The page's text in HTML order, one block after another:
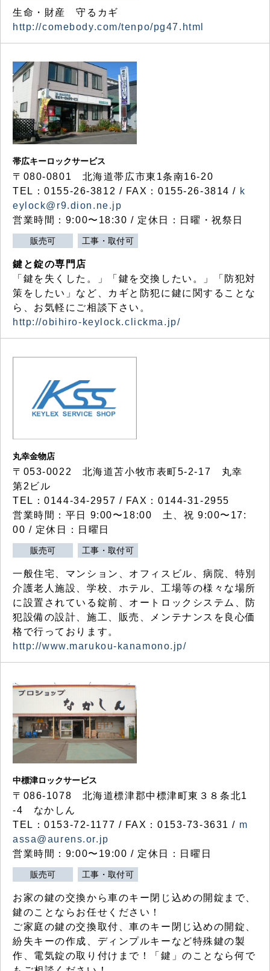
生命・財産 守るカギ
http://comebody.com/tenpo/pg47.html
帯広キーロックサービス
〒080-0801 北海道帯広市東1条南16-20
TEL：0155-26-3812 / FAX：0155-26-3814 / k
eylock@r9.dion.ne.jp
営業時間：9:00〜18:30 / 定休日：日曜・祝祭日
販売可 工事・取付可
鍵と錠の専門店
「鍵を失くした。」「鍵を交換したい。」「防犯対
策をしたい」など、カギと防犯に鍵に関することな
ら、お気軽にご相談下さい。
http://obihiro-keylock.clickma.jp/
丸幸金物店
〒053-0022 北海道苫小牧市表町5-2-17 丸幸
第2ビル
TEL：0144-34-2957 / FAX：0144-31-2955
営業時間：平日 9:00〜18:00 土、祝 9:00〜17:
00 / 定休日：日曜日
販売可 工事・取付可
一般住宅、マンション、オフィスビル、病院、特別
介護老人施設、学校、ホテル、工場等の様々な場所
に設置されている錠前、オートロックシステム、防
犯設備の設計、施工、販売、メンテナンスを良心価
格で行っております。
http://www.marukou-kanamono.jp/
中標津ロックサービス
〒086-1078 北海道標津郡中標津町東３８条北1
-4 なかしん
TEL：0153-72-1177 / FAX：0153-73-3631 / m
assa@aurens.or.jp
営業時間：9:00〜19:00 / 定休日：日曜日
販売可 工事・取付可
お家の鍵の交換から車のキー閉じ込めの開錠まで、
鍵のことならお任せください！
ご家庭の鍵の交換取付、車のキー閉じ込めの開錠、
紛失キーの作成、ディンプルキーなど特殊鍵の製
作、電気錠の取り付けまで！「鍵」のことなら何で